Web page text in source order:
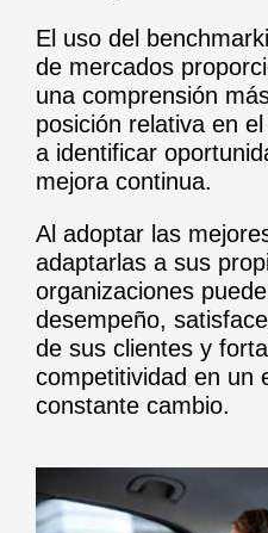
El uso del
de mercados
una comprensión
posición relativa en
a identificar
mejora continua.
Al adoptar las
adaptarlas a sus
organizaciones
desempeño,
de sus clientes y
competitividad en un
constante cambio.